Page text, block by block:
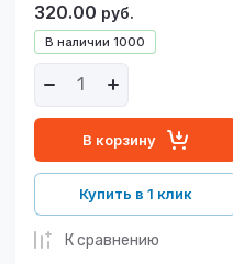
В наличии 1000
320.00 руб.
В корзину
Купить в 1 клик
К сравнению